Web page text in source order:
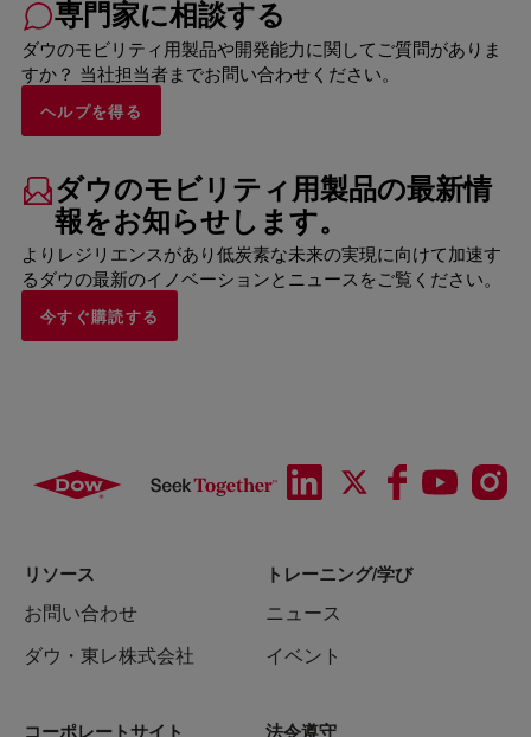
専門家に相談する
ダウのモビリティ用製品や開発能力に関してご質問がありま
すか？ 当社担当者までお問い合わせください。
ヘルプを得る
ダウのモビリティ用製品の最新情
報をお知らせします。
よりレジリエンスがあり低炭素な未来の実現に向けて加速す
るダウの最新のイノベーションとニュースをご覧ください。
今すぐ購読する
リソース
お問い合わせ
ダウ・東レ株式会社
トレーニング/学び
ニュース
イベント
コーポレートサイト 法令遵守